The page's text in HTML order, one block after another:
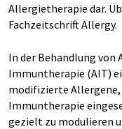
Allergietherapie dar.
Fachzeitschrift Allergy.
In der Behandlung von
Immuntherapie (AIT)
modifizierte Allergene,
Immuntherapie
gezielt zu modulieren